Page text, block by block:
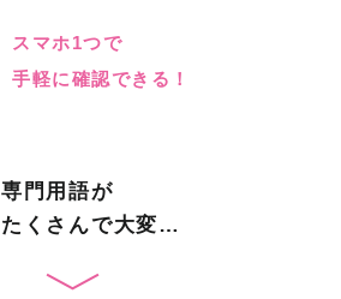
スマホ1つで
手軽に確認できる！
専門用語が
たくさんで大変…